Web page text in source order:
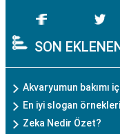
SON
Akvaryumun bakımı
En iyi slogan
Zeka Nedir Özet?